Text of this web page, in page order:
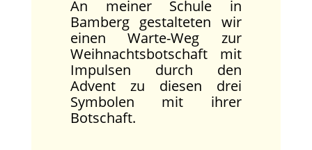
An meiner Schule in
Bamberg gestalteten wir
einen Warte-Weg zur
Weihnachtsbotschaft mit
Impulsen durch den
Advent zu diesen drei
Symbolen mit ihrer
Botschaft.